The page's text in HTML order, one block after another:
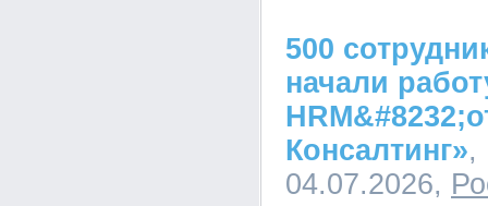
500
начали
Консалтинг»,
04.07.2026,